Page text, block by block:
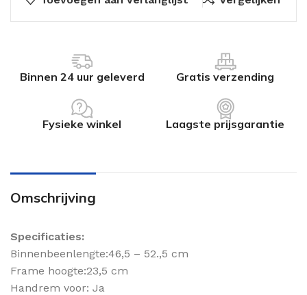
Binnen 24 uur geleverd Gratis verzending
Fysieke winkel Laagste prijsgarantie
Omschrijving
Specificaties:
Binnenbeenlengte:46,5 – 52.,5 cm
Frame hoogte:23,5 cm
Handrem voor: Ja